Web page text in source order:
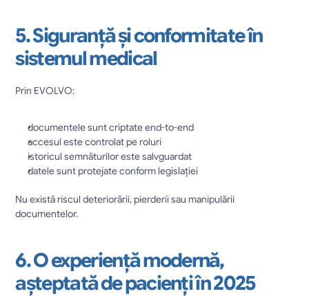
5. Siguranță și conformitate în
sistemul medical
Prin EVOLVO:
documentele sunt criptate end-to-end
accesul este controlat pe roluri
istoricul semnăturilor este salvguardat
datele sunt protejate conform legislației
Nu există riscul deteriorării, pierderii sau manipulării
documentelor.
6. O experiență modernă,
așteptată de pacienți în 2025